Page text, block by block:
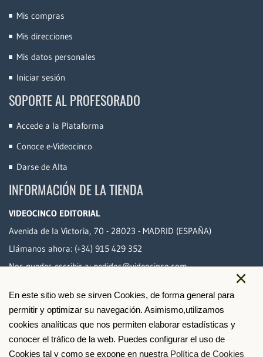
×
En este sitio web se sirven Cookies, de forma general para
permitir y optimizar su navegación. Asimismo,utilizamos
cookies analíticas que nos permiten elaborar estadísticas y
conocer el tráfico de la web. Puedes configurar el uso de
Cookies tal y como se expone en nuestra Política de Cookies
Mis compras
Mis direcciones
Mis datos personales
Iniciar sesión
SOPORTE AL PROFESORADO
Accede a la Plataforma
Conoce e-Videocinco
Darse de Alta
INFORMACIÓN DE LA TIENDA
VIDEOCINCO EDITORIAL
Avenida de la Victoria, 70 - 28023 - MADRID (ESPAÑA)
Llámanos ahora: (+34) 915 429 352
Nos puedes escribir a:pedidos@videocinco.com
PAGO SEGURO